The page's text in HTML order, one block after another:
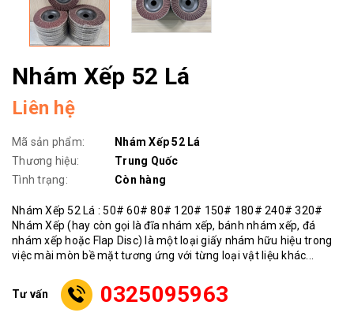
Nhám Xếp 52 Lá
Liên hệ
Mã sản phẩm:
Nhám Xếp 52 Lá
Thương hiệu:
Trung Quốc
Tình trạng:
Còn hàng
Nhám Xếp 52 Lá : 50# 60# 80# 120# 150# 180# 240# 320#
Nhám Xếp (hay còn gọi là đĩa nhám xếp, bánh nhám xếp, đá
nhám xếp hoặc Flap Disc) là một loại giấy nhám hữu hiệu trong
việc mài mòn bề mặt tương ứng với từng loại vật liệu khác...
Tư vấn 0325095963